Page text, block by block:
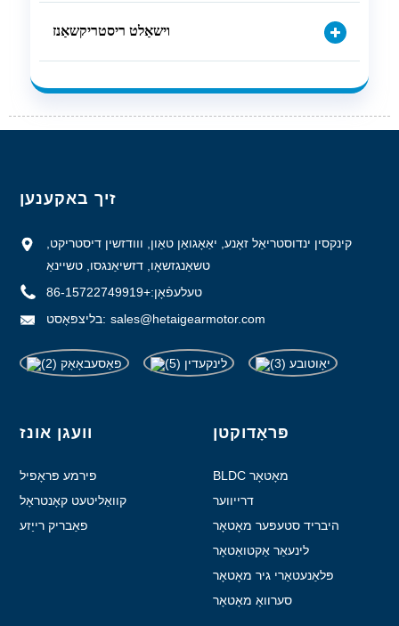
וישאַלט ריסטריקשאַנז
זיך באקענען
קינקסין ינדוסטריאַל זאָנע, יאַאָגואַן טאַון, ווודזשין דיסטריקט,
טשאַנגזשאָו, דזשיאַנגסו, טשיינאַ
טעלעפֿאָן:+86-15722749919
בליצפּאָסט: sales@hetaigearmotor.com
וועגן אונז
פירמע פּראָפיל
קוואַליטעט קאָנטראָל
פאַבריק רייַזע
פּראָדוקטן
BLDC מאָטאָר
דרייווער
היבריד סטעפּער מאָטאָר
לינעאַר אַקטואַטאָר
פּלאַנעטאַרי גיר מאָטאָר
סערוואָ מאָטאָר